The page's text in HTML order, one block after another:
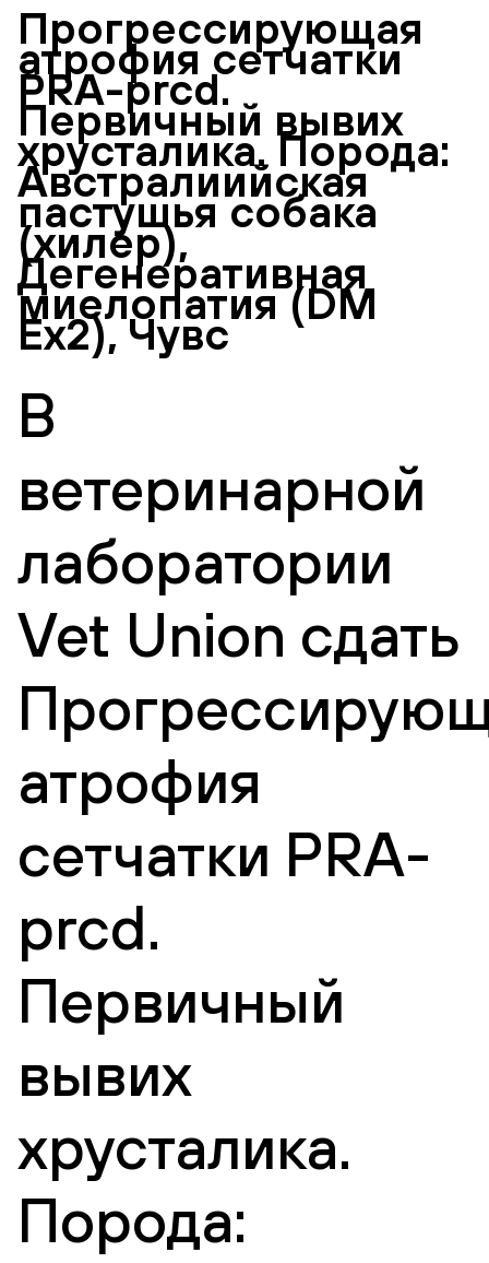
Прогрессирующая
атрофия сетчатки
PRA-prcd.
Первичный вывих
хрусталика. Порода:
Австралиийская
пастушья собака
(хилер),
Дегенеративная
миелопатия (DM
Eх2), Чувс
В
ветеринарной
лаборатории
Vet Union сдать
атрофия
сетчатки PRA-
prcd.
Первичный
вывих
хрусталика.
Порода: